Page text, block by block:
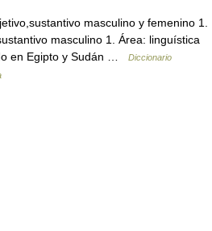
masculino y femenino 1.
masculino 1. Área: linguística
en Egipto y Sudán …
Diccionario